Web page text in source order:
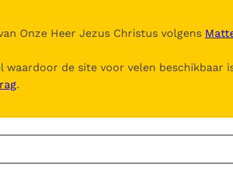
Onze Heer Jezus Christus volgens
waardoor de site voor velen beschikbaar
.